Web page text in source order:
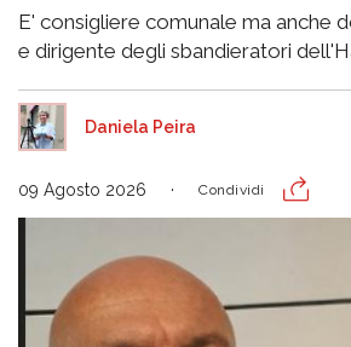
E' consigliere comunale ma anche
e dirigente degli sbandieratori
Daniela Peira
09 Agosto 2026 Condividi